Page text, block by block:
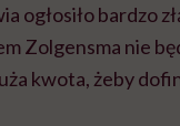
ogłosiło bardzo
Zolgensma nie
kwota, żeby